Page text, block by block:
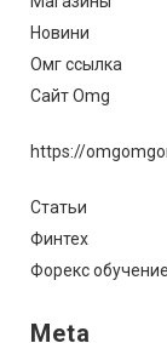
Новини
Омг ссылка
Сайт Omg
https://
Статьи
Финтех
Форекс обучение
Meta